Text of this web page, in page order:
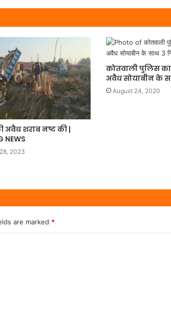
अवैध शराब नष्ट की |
NEWS
2023
कोतवाली पुलिस
अवैध सोयाबीन के
August 24, 2020
are marked *